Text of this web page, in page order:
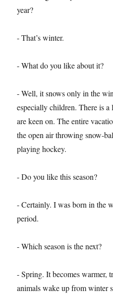
year?
- That’s winter.
- What do you like about it?
- Well, it snows only in the
especially children. There is
are keen on. The entire
the open air throwing snow-
playing hockey.
- Do you like this season?
- Certainly. I was born in the
period.
- Which season is the next?
- Spring. It becomes warmer,
animals wake up from winter